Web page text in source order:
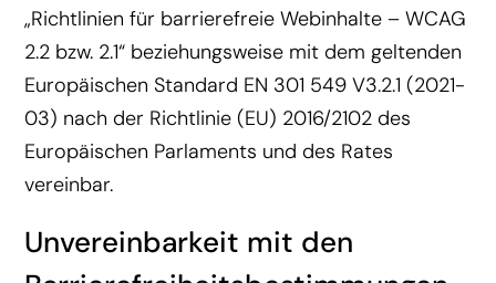
„Richtlinien für barrierefreie Webinhalte – WCAG
2.2 bzw. 2.1“ beziehungsweise mit dem geltenden
Europäischen Standard EN 301 549 V3.2.1 (2021-
03) nach der Richtlinie (EU) 2016/2102 des
Europäischen Parlaments und des Rates
vereinbar.
Unvereinbarkeit mit den